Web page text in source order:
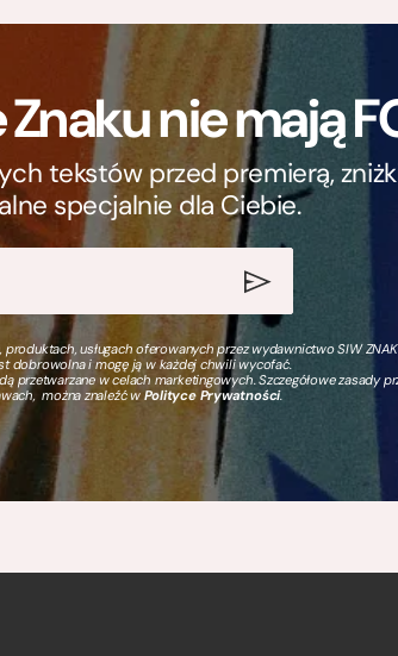
nie mają
tekstów przed premierą,
specjalnie dla Ciebie.
usługach oferowanych przez wydawnictwo SIW
dobrowolna i mogę ją w każdej chwili wycofać.
w celach marketingowych. Szczegółowe zasady
można znaleźć wPolityce Prywatności.